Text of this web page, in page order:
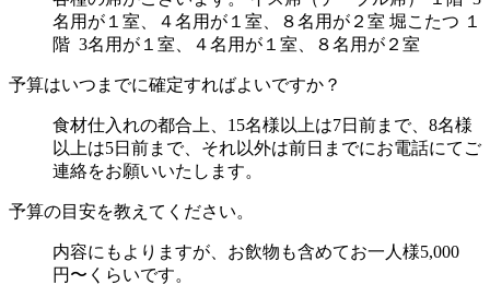
名用が１室、４名用が１室、８名用が２室 堀こたつ １
階 3名用が１室、４名用が１室、８名用が２室
予算はいつまでに確定すればよいですか？
食材仕入れの都合上、15名様以上は7日前まで、8名様
以上は5日前まで、それ以外は前日までにお電話にてご
連絡をお願いいたします。
予算の目安を教えてください。
内容にもよりますが、お飲物も含めてお一人様5,000
円〜くらいです。